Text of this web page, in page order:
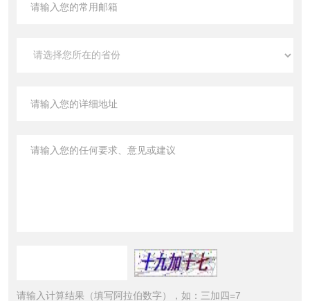
请输入计算结果（填写阿拉伯数字），如：三加四=7